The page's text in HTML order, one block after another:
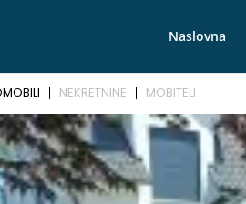
Naslovna